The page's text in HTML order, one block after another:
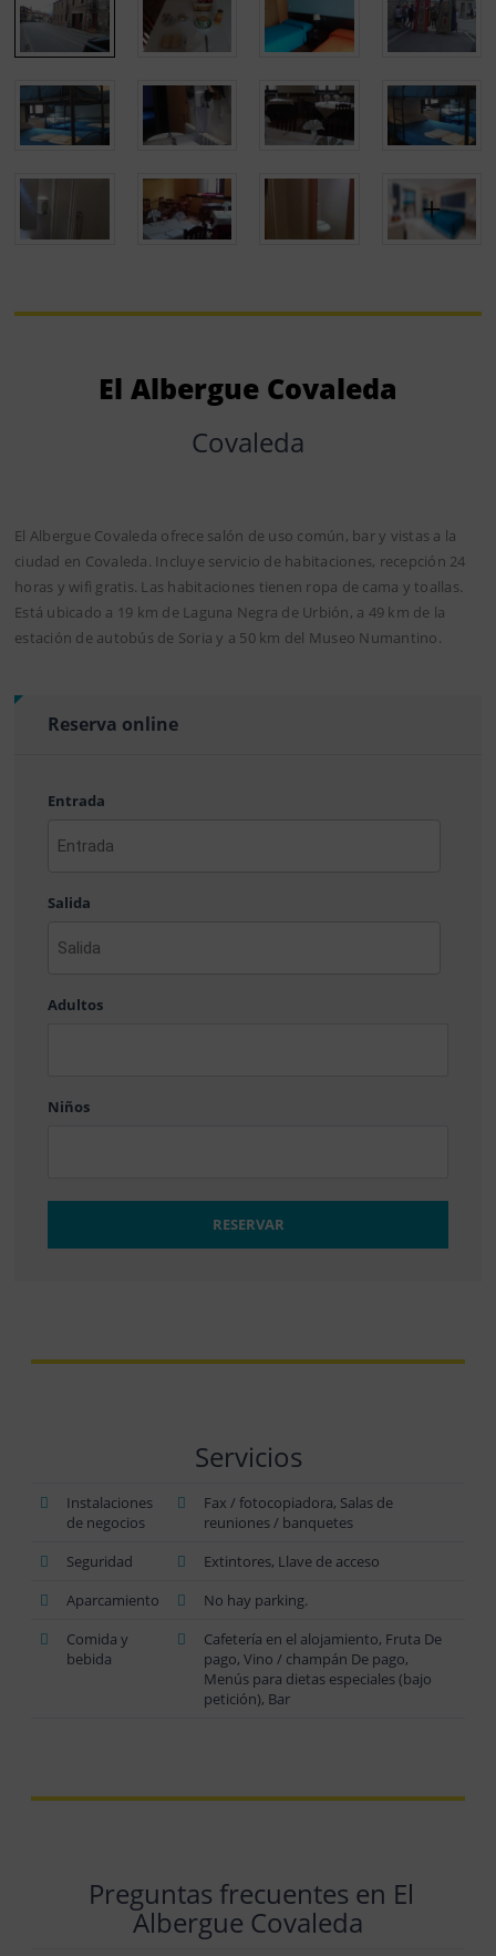
El Albergue Covaleda
Covaleda
El Albergue Covaleda ofrece salón de uso común, bar y vistas a la
ciudad en Covaleda. Incluye servicio de habitaciones, recepción 24
horas y wifi gratis. Las habitaciones tienen ropa de cama y toallas.
Está ubicado a 19 km de Laguna Negra de Urbión, a 49 km de la
estación de autobús de Soria y a 50 km del Museo Numantino.
Reserva online
Entrada
AAAA
MM
DD
Salida
AAAA
MM
Adultos
Niños
RESERVAR
Servicios
Instalaciones
de negocios
Fax / fotocopiadora, Salas de
reuniones / banquetes
Seguridad
Extintores, Llave de acceso
Aparcamiento
No hay parking.
Comida y
bebida
Cafetería en el alojamiento, Fruta De
pago, Vino / champán De pago,
Menús para dietas especiales (bajo
petición), Bar
Preguntas frecuentes en El
Albergue Covaleda